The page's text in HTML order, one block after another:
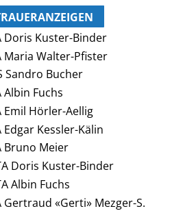
Doris Kuster-Binder
Maria Walter-Pfister
Sandro Bucher
Albin Fuchs
Emil Hörler-Aellig
Edgar Kessler-Kälin
Bruno Meier
Doris Kuster-Binder
Albin Fuchs
Gertraud «Gerti» Mezger-S.